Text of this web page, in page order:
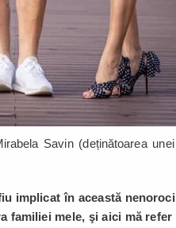
Savin (deținătoarea
implicat în această
familiei mele, şi aici mă